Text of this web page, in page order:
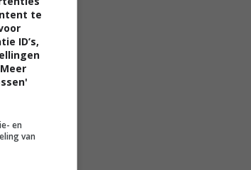
te
ID’s,
en
van